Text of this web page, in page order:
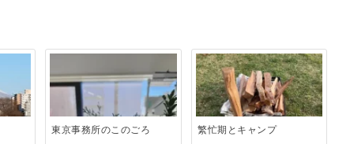
東京事務所のこのごろ 繁忙期とキャンプ